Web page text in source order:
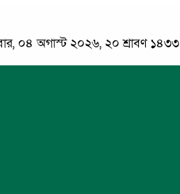
০৪ অগাস্ট ২০২৬, ২০ শ্রাবণ ১৪৩৩